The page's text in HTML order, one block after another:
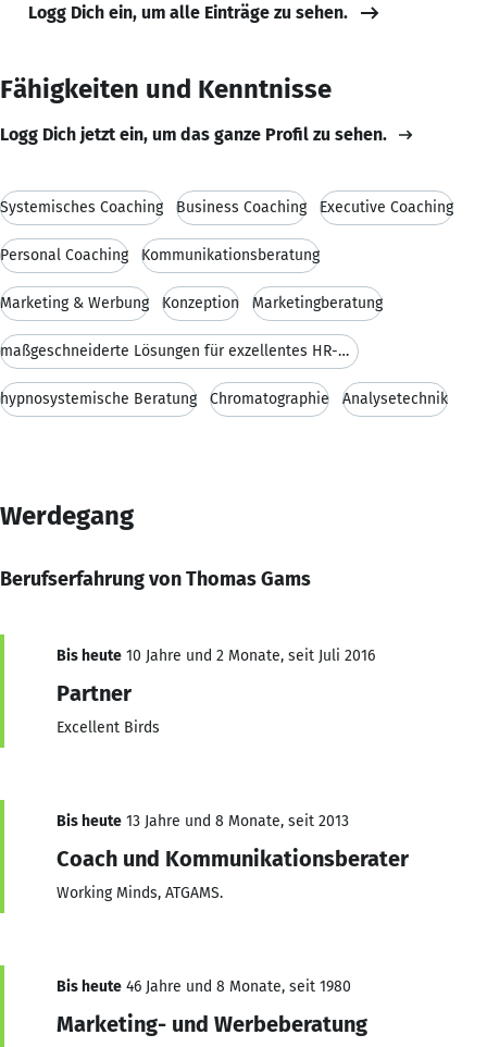
Logg Dich ein, um alle Einträge zu sehen.
Fähigkeiten und Kenntnisse
Logg Dich jetzt ein, um das ganze Profil zu sehen.
Systemisches Coaching Business Coaching Executive Coaching
Personal Coaching Kommunikationsberatung
Marketing & Werbung Konzeption Marketingberatung
maßgeschneiderte Lösungen für exzellentes HR-Manag
hypnosystemische Beratung Chromatographie Analysetechnik
Werdegang
Berufserfahrung von Thomas Gams
Bis heute 10 Jahre und 2 Monate, seit Juli 2016
Partner
Excellent Birds
Bis heute 13 Jahre und 8 Monate, seit 2013
Coach und Kommunikationsberater
Working Minds, ATGAMS.
Bis heute 46 Jahre und 8 Monate, seit 1980
Marketing- und Werbeberatung